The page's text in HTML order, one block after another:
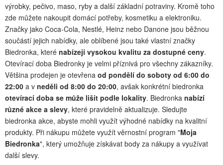
výrobky, pečivo, maso, ryby a další základní potraviny. Kromě toho
zde můžete nakoupit domácí potřeby, kosmetiku a elektroniku.
Značky jako Coca-Cola, Nestlé, Heinz nebo Danone jsou běžnou
součástí jejich nabídky, ale oblíbené jsou také vlastní značky
Biedronka, které nabízejí vysokou kvalitu za dostupné ceny.
Otevírací doba Biedronky je velmi příznivá pro všechny zákazníky.
Většina prodejen je otevřena od pondělí do soboty od 6:00 do
22:00 a v neděli od 8:00 do 20:00, avšak konkrétní biedronka
otevírací doba se může lišit podle lokality. Biedronka nabízí
různé akce a slevy, které pravidelně aktualizuje. Sledujte
biedronka akce, abyste mohli využít výhodné nabídky na kvalitní
produkty. Při nákupu můžete využít věrnostní program "Moja
Biedronka", který umožňuje získávat body za nákupy a využívat
další slevy.